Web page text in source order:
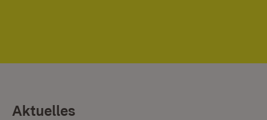
Aktuelles